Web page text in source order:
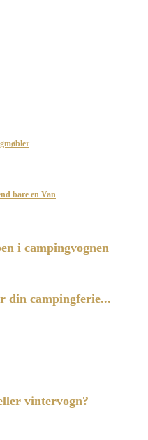
bare en Van
i campingvognen
din campingferie...
vintervogn?